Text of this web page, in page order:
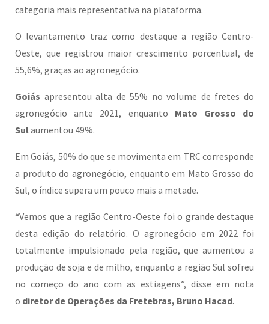
categoria mais representativa na plataforma.
O levantamento traz como destaque a região Centro-
Oeste, que registrou maior crescimento porcentual, de
55,6%, graças ao agronegócio.
Goiás apresentou alta de 55% no volume de fretes do
agronegócio ante 2021, enquanto Mato Grosso do
Sulaumentou 49%.
Em Goiás, 50% do que se movimenta em TRC corresponde
a produto do agronegócio, enquanto em Mato Grosso do
Sul, o índice supera um pouco mais a metade.
“Vemos que a região Centro-Oeste foi o grande destaque
desta edição do relatório. O agronegócio em 2022 foi
totalmente impulsionado pela região, que aumentou a
produção de soja e de milho, enquanto a região Sul sofreu
no começo do ano com as estiagens”, disse em nota
o diretor de Operações da Fretebras, Bruno Hacad.